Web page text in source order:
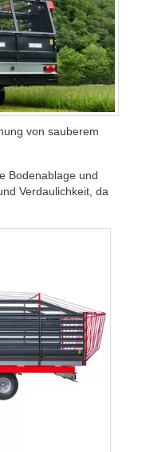
von sauberem
Bodenablage und
Verdaulichkeit, da